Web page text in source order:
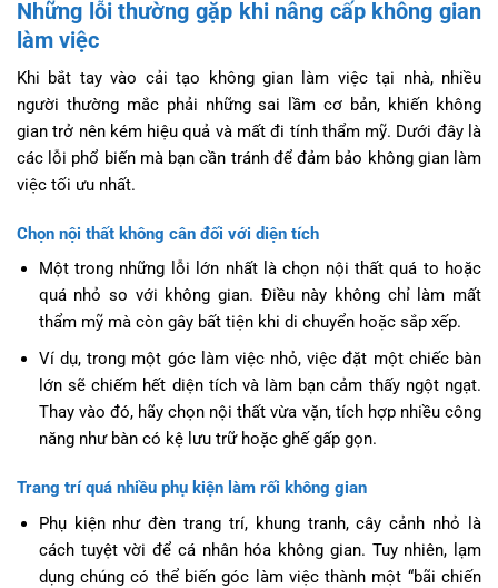
Những lỗi thường gặp khi nâng cấp không gian
làm việc
Khi bắt tay vào cải tạo không gian làm việc tại nhà, nhiều
người thường mắc phải những sai lầm cơ bản, khiến không
gian trở nên kém hiệu quả và mất đi tính thẩm mỹ. Dưới đây là
các lỗi phổ biến mà bạn cần tránh để đảm bảo không gian làm
việc tối ưu nhất.
Chọn nội thất không cân đối với diện tích
Một trong những lỗi lớn nhất là chọn nội thất quá to hoặc
quá nhỏ so với không gian. Điều này không chỉ làm mất
thẩm mỹ mà còn gây bất tiện khi di chuyển hoặc sắp xếp.
Ví dụ, trong một góc làm việc nhỏ, việc đặt một chiếc bàn
lớn sẽ chiếm hết diện tích và làm bạn cảm thấy ngột ngạt.
Thay vào đó, hãy chọn nội thất vừa vặn, tích hợp nhiều công
năng như bàn có kệ lưu trữ hoặc ghế gấp gọn.
Trang trí quá nhiều phụ kiện làm rối không gian
Phụ kiện như đèn trang trí, khung tranh, cây cảnh nhỏ là
cách tuyệt vời để cá nhân hóa không gian. Tuy nhiên, lạm
dụng chúng có thể biến góc làm việc thành một “bãi chiến